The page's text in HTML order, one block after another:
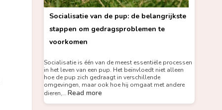
Socialisatie van de pup: de belangrijkste
stappen om gedragsproblemen te
voorkomen
Socialisatie is één van de meest essentiële processen
in het leven van een pup. Het beïnvloedt niet alleen
hoe de pup zich gedraagt in verschillende
omgevingen, maar ook hoe hij omgaat met andere
dieren,… Read more